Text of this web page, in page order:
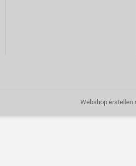
Webshop erstellen